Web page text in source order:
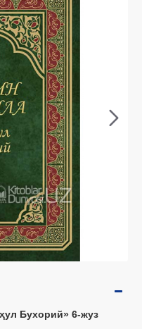
Бухорий» 6-жуз